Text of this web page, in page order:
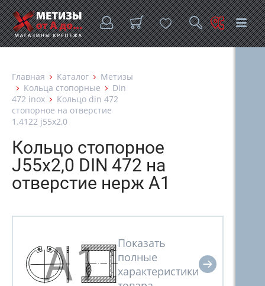
Главная Каталог
Метизы
Кольца стопорные
Din
472 inox
Кольцо din 472
стопорное на отверстие
1.4122 j55х2,0
Кольцо стопорное
J55х2,0 DIN 472 на
отверстие нерж А1